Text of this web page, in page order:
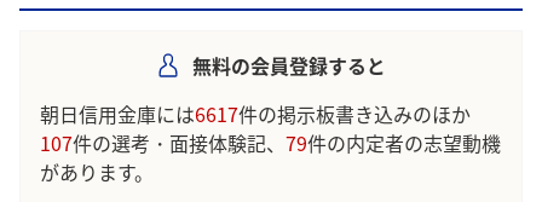
無料の会員登録すると
朝日信用金庫には6617件の掲示板書き込みのほか
107件の選考・面接体験記、 79件の内定者の志望動機
があります。